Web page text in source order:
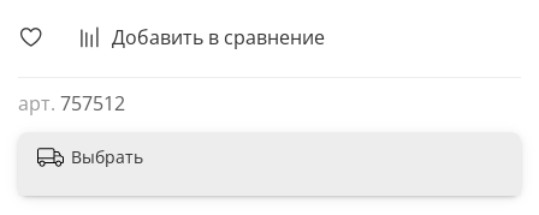
Добавить в сравнение
арт. 757512
Выбрать